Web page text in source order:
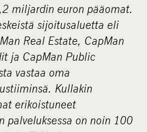
miljardin euron pääomat.
sijoitusaluetta eli
Real Estate, CapMan
ja CapMan Public
vastaa oma
Kullakin
erikoistuneet
palveluksessa on noin 100